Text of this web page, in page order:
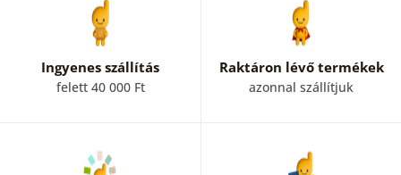
Ingyenes szállítás
felett 40 000 Ft
Raktáron lévő termékek
azonnal szállítjuk